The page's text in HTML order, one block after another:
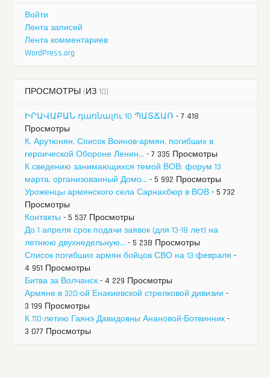
Войти
Лента записей
Лента комментариев
WordPress.org
ПРОСМОТРЫ (ИЗ 10)
ԻՐԱՎԱԲԱՆ դառնալու 10 ՊԱՏՃԱՌ - 7 418
Просмотры
К. Арутюнян. Список Воинов-армян, погибших в
героической Обороне Ленин... - 7 335 Просмотры
К сведению занимающихся темой ВОВ: форум 13
марта, организованный Домо... - 5 992 Просмотры
Уроженцы армянского села Сарнахбюр в ВОВ - 5 732
Просмотры
Контакты - 5 537 Просмотры
До 1 апреля срок подачи заявок (для 13-18 лет) на
летнюю двухнедельную... - 5 238 Просмотры
Список погибших армян бойцов СВО на 13 февраля -
4 951 Просмотры
Битва за Волчанск - 4 229 Просмотры
Армяне в 320-ой Енакиевской стрелковой дивизии -
3 199 Просмотры
К 110-летию Гаянэ Давидовны Анановой-Ботвинник -
3 077 Просмотры